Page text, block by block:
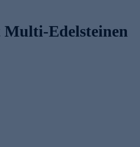
Multi-Edelsteinen